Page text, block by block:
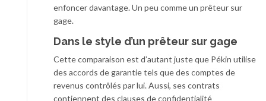
enfoncer davantage. Un peu comme un prêteur sur
gage.
Dans le style d’un prêteur sur gage
Cette comparaison est d’autant juste que Pékin utilise
des accords de garantie tels que des comptes de
revenus contrôlés par lui. Aussi, ses contrats
contiennent des clauses de confidentialité